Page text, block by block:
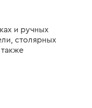
и ручных
столярных